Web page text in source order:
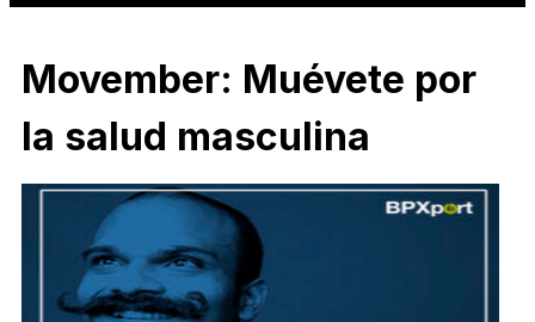
Movember: Muévete por
la salud masculina